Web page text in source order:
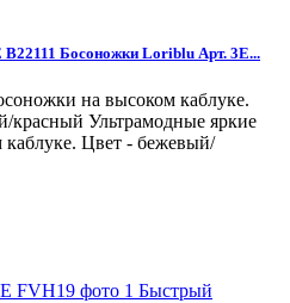
Босоножки Loriblu Арт. 3E...
на высоком каблуке.
красный Ультрамодные яркие
Цвет - бежевый/
Быстрый